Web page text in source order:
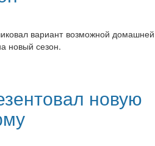
вариант возможной домашней
новый сезон.
новую